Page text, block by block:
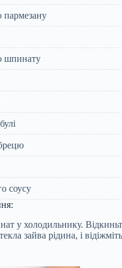
пармезану
шпинату
соусу
у холодильнику.
зайва рідина, і